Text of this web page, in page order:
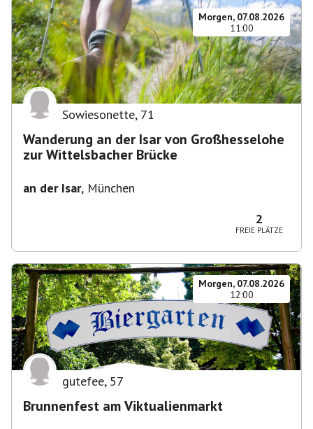
Morgen, 07.08.2026
11:00
Sowiesonette, 71
Wanderung an der Isar von Großhesselohe
zur Wittelsbacher Brücke
an der Isar, München
2
FREIE PLÄTZE
Morgen, 07.08.2026
12:00
gutefee, 57
Brunnenfest am Viktualienmarkt